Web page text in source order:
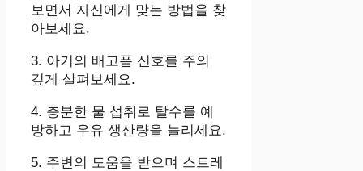
보면서 자신에게 맞는 방법을 찾
아보세요.
3. 아기의 배고픔 신호를 주의
깊게 살펴보세요.
4. 충분한 물 섭취로 탈수를 예
방하고 우유 생산량을 늘리세요.
5. 주변의 도움을 받으며 스트레